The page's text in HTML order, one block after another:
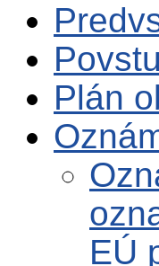
Plán
EÚ